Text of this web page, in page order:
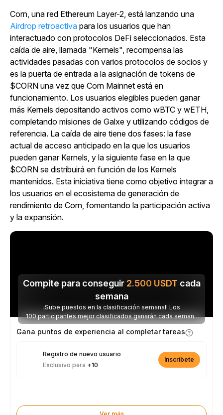
Corn, una red Ethereum Layer-2, está lanzando una
Airdrop retroactiva para los usuarios que han
interactuado con protocolos DeFi seleccionados. Esta
caída de aire, llamada "Kernels", recompensa las
actividades pasadas con varios protocolos de socios y
es la puerta de entrada a la asignación de tokens de
$CORN una vez que Corn Mainnet está en
funcionamiento. Los usuarios elegibles pueden ganar
más Kernels depositando activos como wBTC y wETH,
completando misiones de Galxe y utilizando códigos de
referencia. La caída de aire tiene dos fases: la fase
actual de acceso anticipado en la que los usuarios
pueden ganar Kernels, y la siguiente fase en la que
$CORN se distribuirá en función de los Kernels
mantenidos. Esta iniciativa tiene como objetivo integrar a
los usuarios en el ecosistema de generación de
rendimiento de Corn, fomentando la participación activa
y la expansión.
Compite para conseguir 2.500 USDT cada
semana
¡Sube puestos en la clasificación semanal! Los
100 participantes mejor clasificados ganarán cada semana
parte de los 2.500 USDT disponibles.
Gana puntos de experiencia al completar tareas
Registro de nuevo usuario
Exclusivo para +10
Inscríbete